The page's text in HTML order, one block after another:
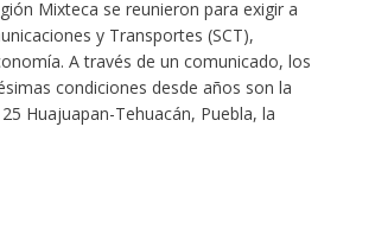
Mixteca se reunieron para exigir a
y Transportes (SCT),
A través de un comunicado, los
condiciones desde años son la
Huajuapan-Tehuacán, Puebla, la